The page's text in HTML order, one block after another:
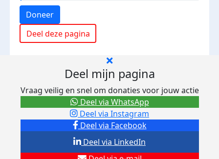
Doneer
Deel deze pagina
Deel mijn pagina
Vraag veilig en snel om donaties voor jouw actie
Deel via Facebook
Deel via Instagram
Deel via LinkedIn
Deel via WhatsApp